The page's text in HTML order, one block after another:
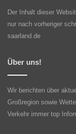
Der Inhalt dieser
nur nach vorheriger
saarland.de
Über uns!
Wir berichten über
Großregion sowie
Verkehr immer top